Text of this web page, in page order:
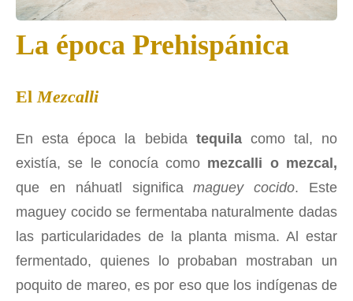
La época Prehispánica
El Mezcalli
En esta época la bebida tequilacomo tal, no
existía, se le conocía como mezcalli o mezcal,
que en náhuatl significamaguey cocido. Este
maguey cocido se fermentaba naturalmente dadas
las particularidades de la planta misma. Al estar
fermentado, quienes lo probaban mostraban un
poquito de mareo, es por eso que los indígenas de